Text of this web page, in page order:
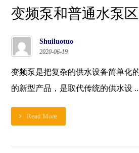
变频泵和普通水泵
Shuiluotuo
2020-06-19
变频泵是把复杂的供水设备简单化
的新型产品，是取代传统的供水设
Read More